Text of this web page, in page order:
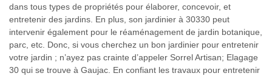
dans tous types de propriétés pour élaborer, concevoir, et
entretenir des jardins. En plus, son jardinier à 30330 peut
intervenir également pour le réaménagement de jardin botanique,
parc, etc. Donc, si vous cherchez un bon jardinier pour entretenir
votre jardin ; n’ayez pas crainte d’appeler Sorrel Artisan; Elagage
30 qui se trouve à Gaujac. En confiant les travaux pour entretenir